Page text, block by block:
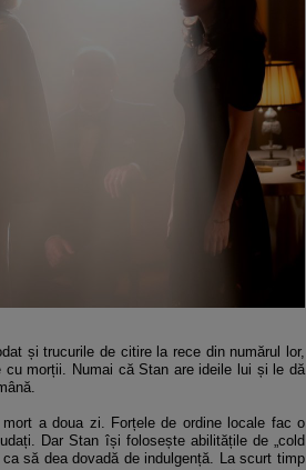
și trucurile de citire la rece din numărul lor,
morții. Numai că Stan are ideile lui și le dă
a doua zi. Forțele de ordine locale fac o
Dar Stan își folosește abilitățile de „cold
să dea dovadă de indulgență. La scurt timp